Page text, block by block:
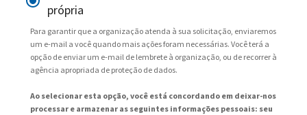
própria
Para garantir que a organização atenda à sua solicitação, enviaremos
um e-mail a você quando mais ações foram necessárias. Você terá a
opção de enviar um e-mail de lembrete à organização, ou de recorrer à
agência apropriada de proteção de dados.
Ao selecionar esta opção, você está concordando em deixar-nos
processar e armazenar as seguintes informações pessoais: seu